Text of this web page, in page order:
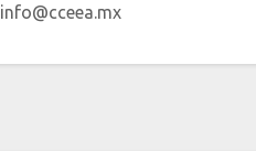
info@cceea.mx